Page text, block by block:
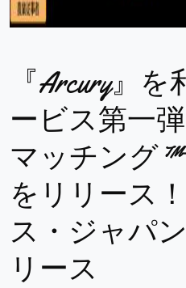
『Arcury』
ービス第一
マッチング™
をリリース
ス・ジャパ
リース